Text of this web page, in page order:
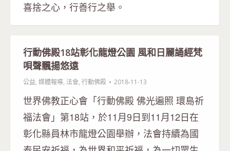
喜捨之心，行善行之舉。
行動佛殿18站彰化龍燈公園 風和日麗誦經梵
唄聲飄揚悠遠
公益, 媒體報導, 法會, 行動佛殿 2018-11-13
世界佛教正心會「行動佛殿 佛光遍照 環島祈
福法會」第18站，於11月9日到11月12日在
彰化縣員林市龍燈公園舉辦，法會持續為國